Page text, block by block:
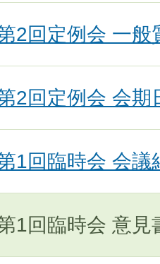
2回定例会 一般
2回定例会 会期
1回臨時会 会議
1回臨時会 意見